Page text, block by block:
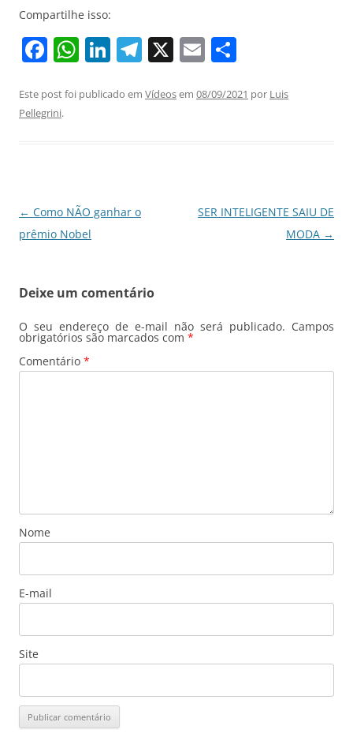
Compartilhe isso:
F
c
e
o
k
W
at
p
Li
k
T
e
X E
ai ar
Este post foi publicado em Vídeosem 08/09/2021 por Luis
Pellegrini.
Navegação
de
← Como NÃO ganhar o
prêmio Nobel
SER INTELIGENTE SAIU DE
MODA →
Deixe um comentário
O seu endereço de e-mail não será publicado. Campos
obrigatórios são marcados com *
Comentário *
Nome
E-mail
Site